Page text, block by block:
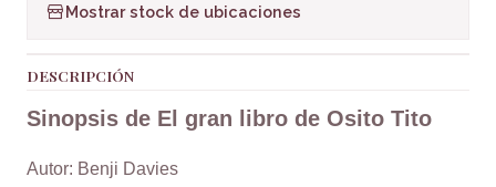
Mostrar stock de ubicaciones
DESCRIPCIÓN
Sinopsis de El gran libro de Osito Tito
Autor: Benji Davies